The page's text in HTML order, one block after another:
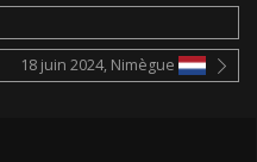
18 juin 2024, Nimègue